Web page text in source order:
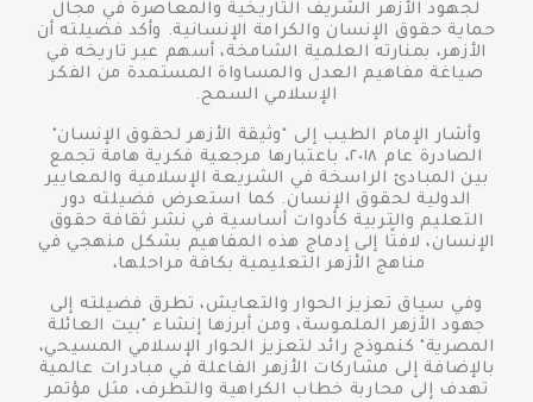
لجهود الأزهر الشريف التاريخية والمعاصرة في مجال
حماية حقوق الإنسان والكرامة الإنسانية. وأكد فضيلته أن
الأزهر، بمنارته العلمية الشامخة، أسهم عبر تاريخه في
صياغة مفاهيم العدل والمساواة المستمدة من الفكر
الإسلامي السمح.
وأشار الإمام الطيب إلى "وثيقة الأزهر لحقوق الإنسان"
الصادرة عام ٢٠١٨، باعتبارها مرجعية فكرية هامة تجمع
بين المبادئ الراسخة في الشريعة الإسلامية والمعايير
الدولية لحقوق الإنسان. كما استعرض فضيلته دور
التعليم والتربية كأدوات أساسية في نشر ثقافة حقوق
الإنسان، لافتًا إلى إدماج هذه المفاهيم بشكل منهجي في
مناهج الأزهر التعليمية بكافة مراحلها،
وفي سياق تعزيز الحوار والتعايش، تطرق فضيلته إلى
جهود الأزهر الملموسة، ومن أبرزها إنشاء "بيت العائلة
المصرية" كنموذج رائد لتعزيز الحوار الإسلامي المسيحي،
بالإضافة إلى مشاركات الأزهر الفاعلة في مبادرات عالمية
تهدف إلى محاربة خطاب الكراهية والتطرف، مثل مؤتمر